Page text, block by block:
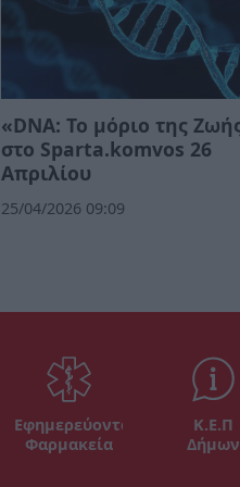
«DNA: Το μόριο της
στο Sparta.komvos 26
Απριλίου
25/04/2026 09:09
Εφημερεύοντα
Φαρμακεία
Κ.Ε.Π
Δήμων